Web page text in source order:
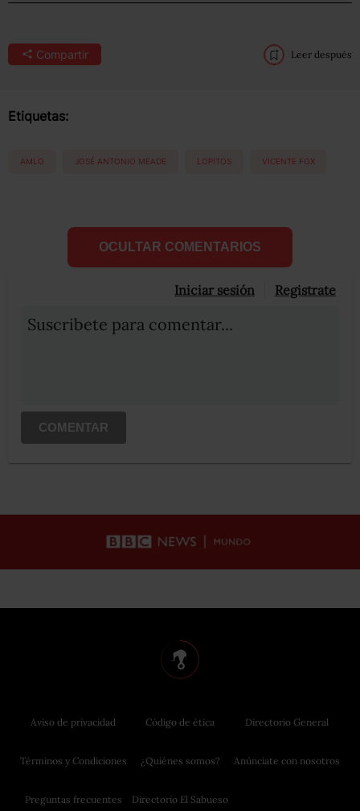
Compartir Leer después
Etiquetas:
AMLO JOSÉ ANTONIO MEADE LOPITOS VICENTE FOX
OCULTAR COMENTARIOS
Iniciar sesión Registrate
Suscribete para comentar...
COMENTAR
Aviso de privacidad
Términos y Condiciones
Preguntas frecuentes
Código de ética
¿Quiénes somos?
Directorio El Sabueso
Directorio General
Anúnciate con nosotros